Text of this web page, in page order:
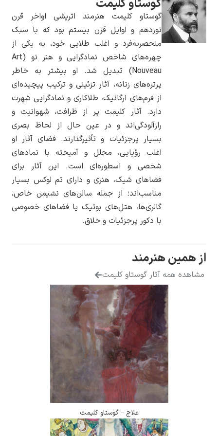
یوهانس فرمیر
پرفروش‌ترین
تابلوها
گوستاو کلیمت
گوستاو کلیمت هنرمند اتریشی اواخر قرن
نوزدهم و اوایل قرن بیستم بود که با سبک
منحصربه‌فرد و اغلب طلایی خود، به یکی از
چهره‌های شاخص نمادگرایی و هنر نو (Art
Nouveau) تبدیل شد. او بیشتر به خاطر
پرتره‌های زنانه، آثار تزئینی و ترکیب پیچیده‌ای
از فرم‌های ارگانیک، طلاکاری و نمادگرایی شهرت
دارد. آثار کلیمت پر از ظرافت، شهوانیت و
رازآلودگی‌اند و در عین حال از لحاظ بصری
بسیار پرجزئیات و تأثیرگذارند. فضای آثار او
اغلب رؤیایی، مجلل و آمیخته با نمادهای
شخصی و اسطوره‌ای است. این آثار برای
فضاهای شیک، هنری و دارای تم لوکس بسیار
مناسب‌اند؛ از جمله سالن‌های نشیمن خاص،
گالری‌ها، هتل‌های بوتیک یا فضاهای خصوصی
با دکور پرجزئیات و خلاق.
همین هنرمند
همه آثار گوستاو کلیمت
علاج – گوستاو کلیمت